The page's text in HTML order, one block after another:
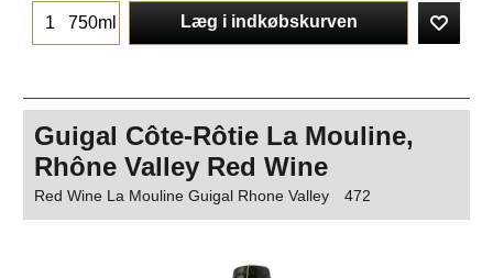
750ml Læg i indkøbskurven
Guigal Côte-Rôtie La Mouline,
Rhône Valley Red Wine
Red Wine La Mouline Guigal Rhone Valley 472